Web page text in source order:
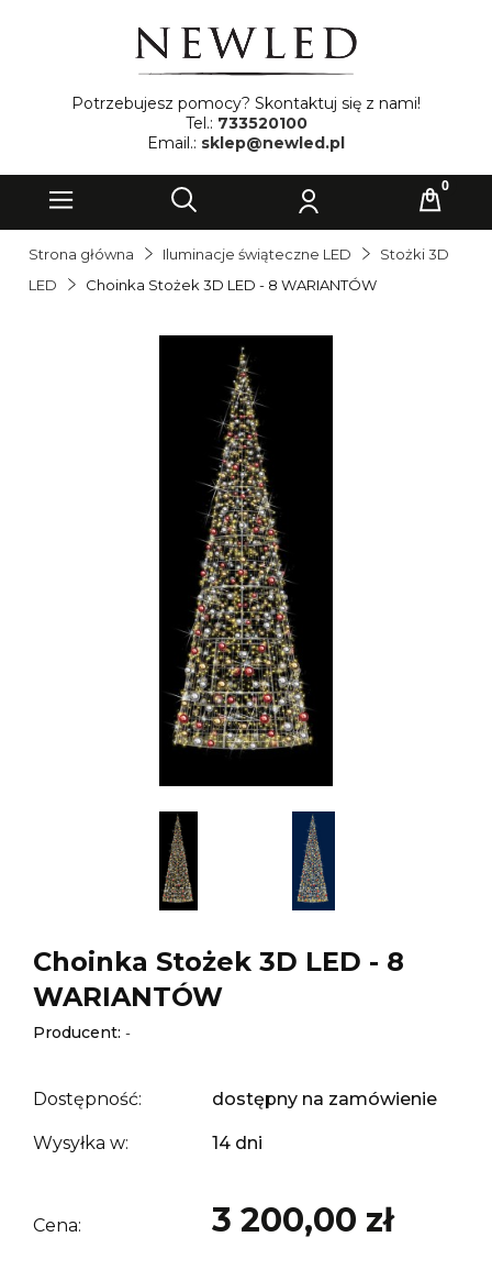
Potrzebujesz pomocy? Skontaktuj się z nami!
Tel.: 733520100
Email.: sklep@newled.pl
Strona główna Iluminacje świąteczne LED
Stożki 3D
LED
Choinka Stożek 3D LED - 8 WARIANTÓW
Choinka Stożek 3D LED - 8
WARIANTÓW
Producent: -
Dostępność: dostępny na zamówienie
Wysyłka w: 14 dni
Cena: 3 200,00 zł